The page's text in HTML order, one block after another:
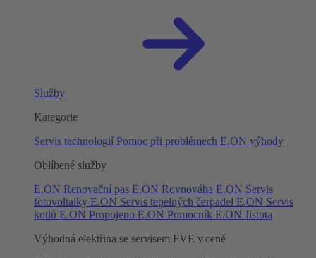
Služby
Kategorie
Servis technologií Pomoc při problémech E.ON výhody
Oblíbené služby
E.ON Renovační pas E.ON Rovnováha E.ON Servis
fotovoltaiky E.ON Servis tepelných čerpadel E.ON Servis
kotlů E.ON Propojeno E.ON Pomocník E.ON Jistota
Výhodná elektřina se servisem FVE v ceně